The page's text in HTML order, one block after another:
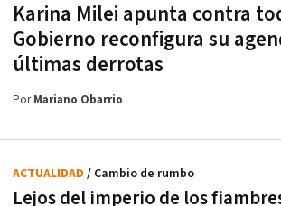
Karina Milei apunta contra
Gobierno reconfigura su
últimas derrotas
PorMariano Obarrio
Lejos del imperio de los
ACTUALIDAD / Cambio de rumbo